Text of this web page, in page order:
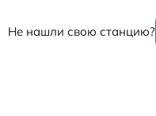
Не нашли свою станцию?